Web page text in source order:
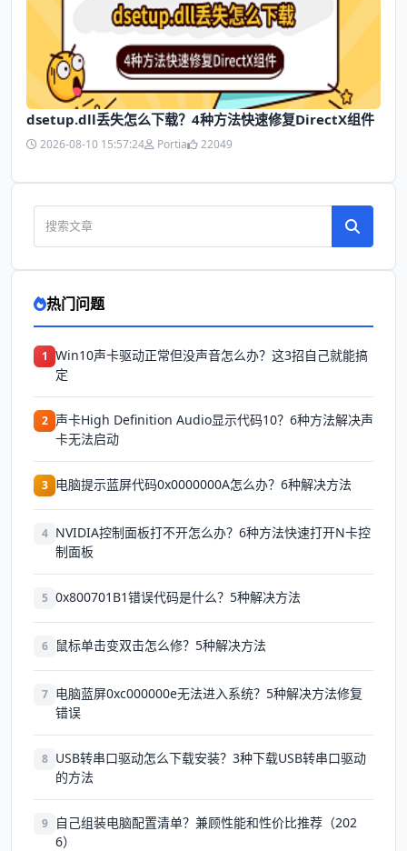
dsetup.dll丢失怎么下载？4种方法快速修复DirectX组件
2026-08-10 15:57:24 Portia 22049
热门问题
1 Win10声卡驱动正常但没声音怎么办？这3招自己就能搞
定
2 声卡High Definition Audio显示代码10？6种方法解决声
卡无法启动
3 电脑提示蓝屏代码0x0000000A怎么办？6种解决方法
4 NVIDIA控制面板打不开怎么办？6种方法快速打开N卡控
制面板
5 0x800701B1错误代码是什么？5种解决方法
6 鼠标单击变双击怎么修？5种解决方法
7 电脑蓝屏0xc000000e无法进入系统？5种解决方法修复
错误
8 USB转串口驱动怎么下载安装？3种下载USB转串口驱动
的方法
9
自己组装电脑配置清单？兼顾性能和性价比推荐（202
6）